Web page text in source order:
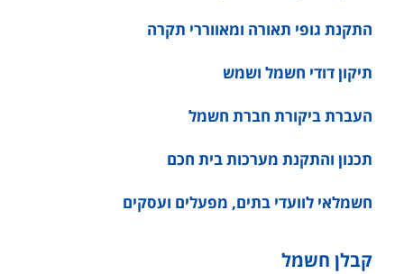
התקנת גופי תאורה ומאווררי תקרה
תיקון דודי חשמל ושמש
העברת ביקורת חברת חשמל
תכנון והתקנת מערכות בית חכם
חשמלאי לוועדי בתים, מפעלים ועסקים
קבלן חשמל